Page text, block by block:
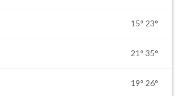
15° 23°
21° 35°
19° 26°